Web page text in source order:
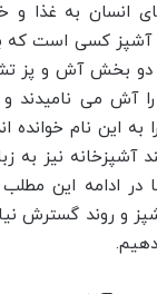
انسان به غذا و
آشپز کسی است که
دو بخش آش و پز
آش می نامیدند و
این نام خوانده
آشپزخانه نیز به
در ادامه این مطلب
و روند گسترش
دهیم.